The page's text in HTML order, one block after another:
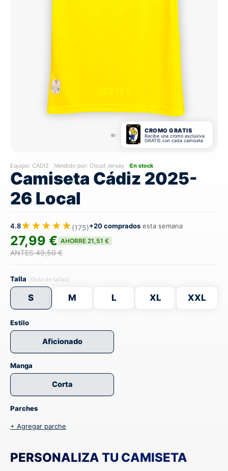
CROMO GRATIS
Recibe una cromo exclusiva
GRATIS con cada camiseta
Equipo: CÁDIZ Vendido por: Cloud Jersey En stock
Camiseta Cádiz 2025-
26 Local
4.8★★★★★(175)+20 comprados esta semana
27,99 € AHORRE 21,51 €
ANTES 49,50 €
Talla (Guía de tallas)
S M L XL XXL
Estilo
Aficionado
Manga
Corta
Parches
+ Agregar parche
PERSONALIZA TU CAMISETA